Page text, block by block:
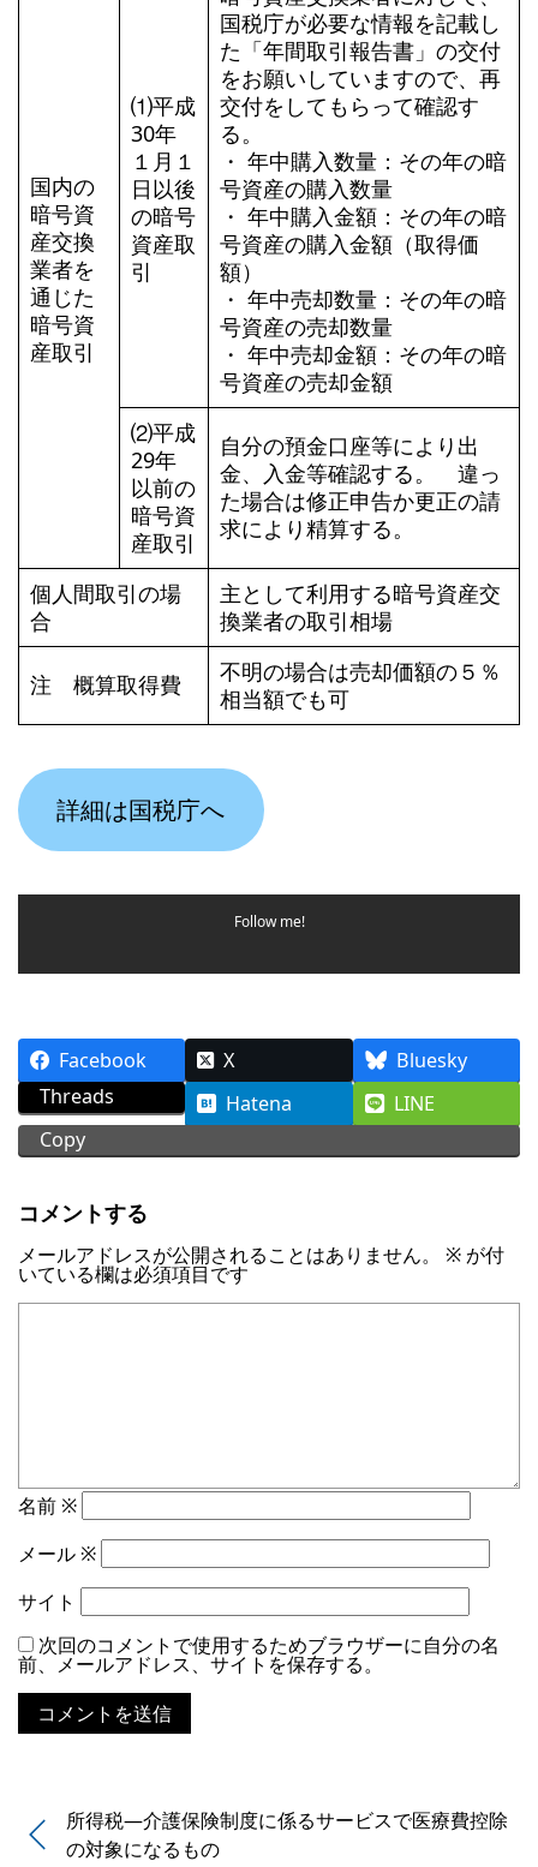
国内の
暗号資
産交換
業者を
通じた
暗号資
産取引
⑴平成
30年
１月１
日以後
の暗号
資産取
引
国税庁が必要な情報を記載し
た「年間取引報告書」の交付
をお願いしていますので、再
交付をしてもらって確認す
る。
・ 年中購入数量：その年の暗
号資産の購入数量
・ 年中購入金額：その年の暗
号資産の購入金額（取得価
額）
・ 年中売却数量：その年の暗
号資産の売却数量
・ 年中売却金額：その年の暗
号資産の売却金額
⑵平成
29年
以前の
暗号資
産取引
自分の預金口座等により出
金、入金等確認する。 違っ
た場合は修正申告か更正の請
求により精算する。
個人間取引の場
合
主として利用する暗号資産交
換業者の取引相場
注 概算取得費
不明の場合は売却価額の５％
相当額でも可
詳細は国税庁へ
Follow me!
Facebook X
Bluesky
Threads
Hatena
LINE
Copy
コメントする
メールアドレスが公開されることはありません。 ※が付
いている欄は必須項目です
名前※
メール※
サイト
次回のコメントで使用するためブラウザーに自分の名
前、メールアドレス、サイトを保存する。
所得税―介護保険制度に係るサービスで医療費控除
の対象になるもの